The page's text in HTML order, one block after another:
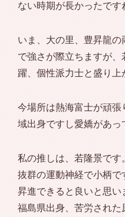
ない時期が長かったです
いま、大の里、豊昇龍
で強さが際立ちますが
躍、個性派力士と盛り上
今場所は熱海富士が頑
域出身ですし愛嬌があっ
私の推しは、若隆景です
抜群の運動神経で小柄で
昇進できると良いと思い
福島県出身、苦労された